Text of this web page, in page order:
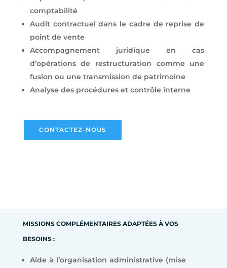
comptabilité
Audit contractuel dans le cadre de reprise de
point de vente
Accompagnement juridique en cas
d’opérations de restructuration comme une
fusion ou une transmission de patrimoine
Analyse des procédures et contrôle interne
CONTACTEZ-NOUS
MISSIONS COMPLÉMENTAIRES ADAPTÉES À VOS
BESOINS :
Aide à l’organisation administrative (mise